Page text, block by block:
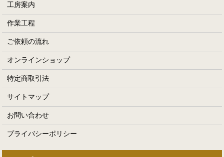
工房案内
作業工程
ご依頼の流れ
オンラインショップ
特定商取引法
サイトマップ
お問い合わせ
プライバシーポリシー